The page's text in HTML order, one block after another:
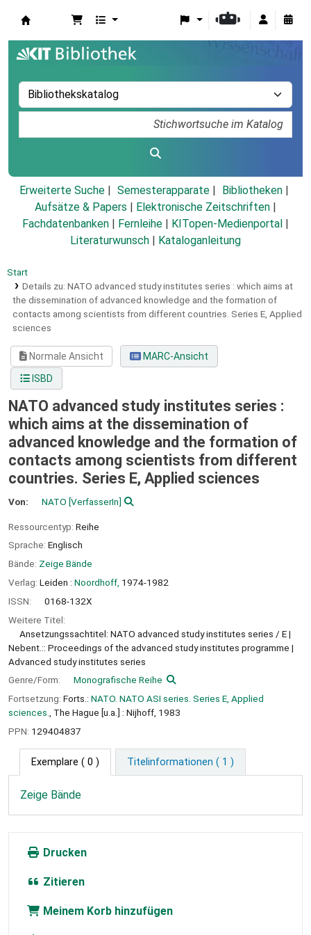
Erweiterte Suche Semesterapparate
Bibliotheken
Aufsätze & Papers
Elektronische Zeitschriften
Fachdatenbanken
Fernleihe KITopen-Medienportal
Literaturwunsch
Kataloganleitung
Start
Details zu: NATO advanced study institutes series : which aims at
the dissemination of advanced knowledge and the formation of
contacts among scientists from different countries. Series E, Applied
sciences
Normale Ansicht
MARC-Ansicht
ISBD
NATO advanced study institutes series :
which aims at the dissemination of
advanced knowledge and the formation of
contacts among scientists from different
countries. Series E, Applied sciences
Von: NATO [VerfasserIn]
Ressourcentyp: Reihe
Sprache: Englisch
Bände: Zeige Bände
Verlag: Leiden : Noordhoff, 1974-1982
ISSN:
0168-132X
Weitere Titel:
Ansetzungssachtitel: NATO advanced study institutes series / E
Nebent.:: Proceedings of the advanced study institutes programme
Advanced study institutes series
Genre/Form:
Monografische Reihe
Fortsetzung: Forts.: NATO. NATO ASI series. Series E, Applied
sciences.
, The Hague [u.a.] : Nijhoff, 1983
PPN: 129404837
Exemplare ( 0 ) Titelinformationen ( 1 )
Zeige Bände
Drucken
Zitieren
Meinem Korb hinzufügen